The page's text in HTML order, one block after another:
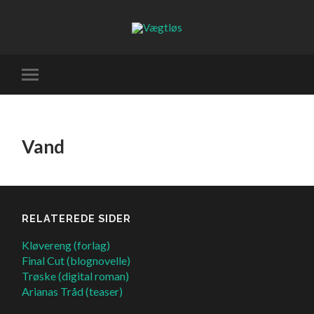
Vand
RELATEREDE SIDER
Kløvereng (forlag)
Final Cut (blognovelle)
Trøske (digital roman)
Arianas Tråd (teaser)